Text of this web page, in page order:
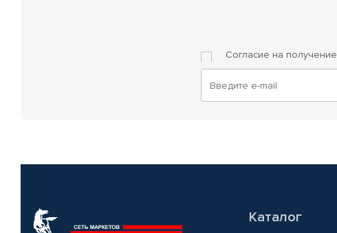
Согласие на получение
Каталог